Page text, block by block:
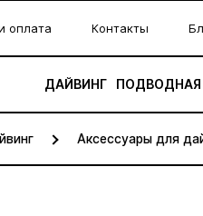
оплата Контакты
ДАЙВИНГ
Аксессуары для